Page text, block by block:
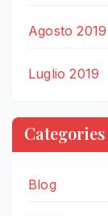
Agosto 2019
Luglio 2019
Categories
Blog